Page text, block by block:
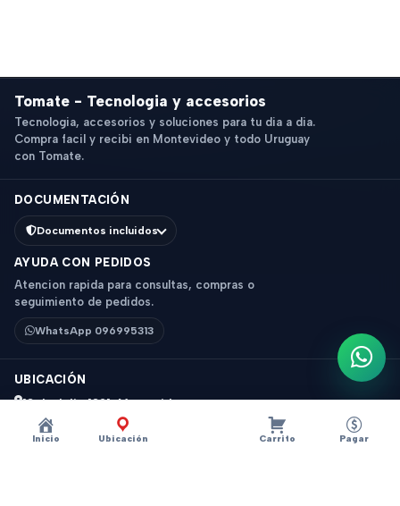
Inicio Ubicación Carrito Pagar
Tomate - Tecnologia y accesorios
Tecnologia, accesorios y soluciones para tu dia a dia.
Compra facil y recibi en Montevideo y todo Uruguay
con Tomate.
DOCUMENTACIÓN
Documentos incluidos
AYUDA CON PEDIDOS
Atencion rapida para consultas, compras o
seguimiento de pedidos.
WhatsApp 096995313
UBICACIÓN
18 de Julio 1831, Montevideo
Horario: 9 a 18 hs